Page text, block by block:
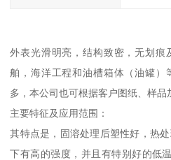
外表光滑明亮，结构致密，无划痕
舶，海洋工程和油槽箱体（油罐）
多，本公司也可根据客户图纸、样品
主要特征及应用范围：
其特点是，固溶处理后塑性好，热
下有高的强度，并且有特别好的低